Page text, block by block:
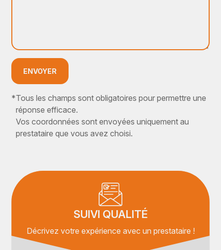
ENVOYER
*Tous les champs sont obligatoires pour permettre une
réponse efficace.
Vos coordonnées sont envoyées uniquement au
prestataire que vous avez choisi.
SUIVI QUALITÉ
Décrivez votre expérience avec un prestataire !